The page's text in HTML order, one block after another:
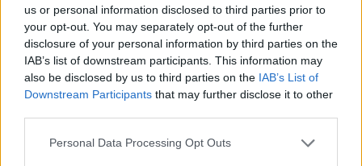
us or personal information disclosed to third parties prior to
your opt-out. You may separately opt-out of the further
disclosure of your personal information by third parties on the
IAB’s list of downstream participants. This information may
also be disclosed by us to third parties on the IAB’s List of
Downstream Participants that may further disclose it to other
Personal Data Processing Opt Outs
heb sinds kort spierreuma en ben begonnen met 15 mg
prednisolon. Pillen werken voor een gedeelte 60%
minder pijn. Voel me sinds ik deze pillen slik niet echt op
me gemak en val heel slecht in slaap. Had jaren bijna geen
last van aangezichtspijn maar toen ik begon met
prednisol kwam dat weer terug. Dus ben zelf naar 10mg
gegaan waardoor de aangezichtspijn minder is
geworden[lees meer...]